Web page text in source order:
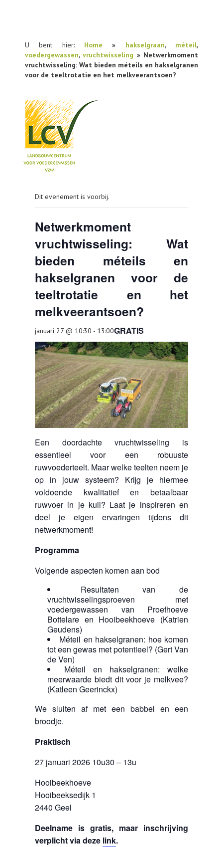
U bent hier: Home » hakselgraan, méteil,
voedergewassen,vruchtwisseling » Netwerkmoment
vruchtwisseling: Wat bieden méteils en hakselgranen
voor de teeltrotatie en het melkveerantsoen?
PRAKTIJKONDERZOEK
PUBLICATIES
TOOLS
AGENDA
OVER LCV
CONTACT
Dit evenement is voorbij.
Netwerkmoment
vruchtwisseling: Wat
bieden méteils en
hakselgranen voor de
teeltrotatie en het
melkveerantsoen?
januari 27 @ 10:30 - 13:00GRATIS
Een doordachte vruchtwisseling is
essentieel voor een robuuste
ruwvoederteelt. Maar welke teelten neem je
op in jouw systeem? Krijg je hiermee
voldoende kwalitatief en betaalbaar
ruwvoer in je kuil? Laat je inspireren en
deel je eigen ervaringen tijdens dit
netwerkmoment!
Programma
Volgende aspecten komen aan bod
Resultaten van de
vruchtwisselingsproeven met
voedergewassen van Proefhoeve
Bottelare en Hooibeekhoeve (Katrien
Geudens)
Méteil en hakselgranen: hoe komen
tot een gewas met potentieel? (Gert Van
de Ven)
Méteil en hakselgranen: welke
meerwaarde biedt dit voor je melkvee?
(Katleen Geerinckx)
We sluiten af met een babbel en een
broodje.
Praktisch
27 januari 2026 10u30 – 13u
Hooibeekhoeve
Hooibeeksedijk 1
2440 Geel
Deelname is gratis, maar inschrijving
verplicht via deze link.